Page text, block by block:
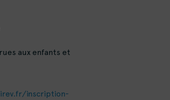
aux enfants et
inscription-